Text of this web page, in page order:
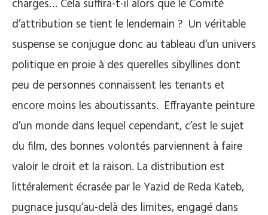
charges… Cela suffira-t-il alors que le Comité
d’attribution se tient le lendemain ? Un véritable
suspense se conjugue donc au tableau d’un univers
politique en proie à des querelles sibyllines dont
peu de personnes connaissent les tenants et
encore moins les aboutissants. Effrayante peinture
d’un monde dans lequel cependant, c’est le sujet
du film, des bonnes volontés parviennent à faire
valoir le droit et la raison. La distribution est
littéralement écrasée par le Yazid de Reda Kateb,
pugnace jusqu’au-delà des limites, engagé dans